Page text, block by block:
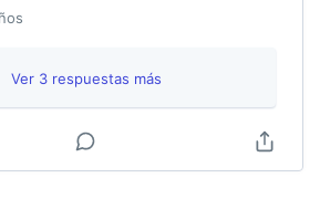
Ver 3 respuestas más